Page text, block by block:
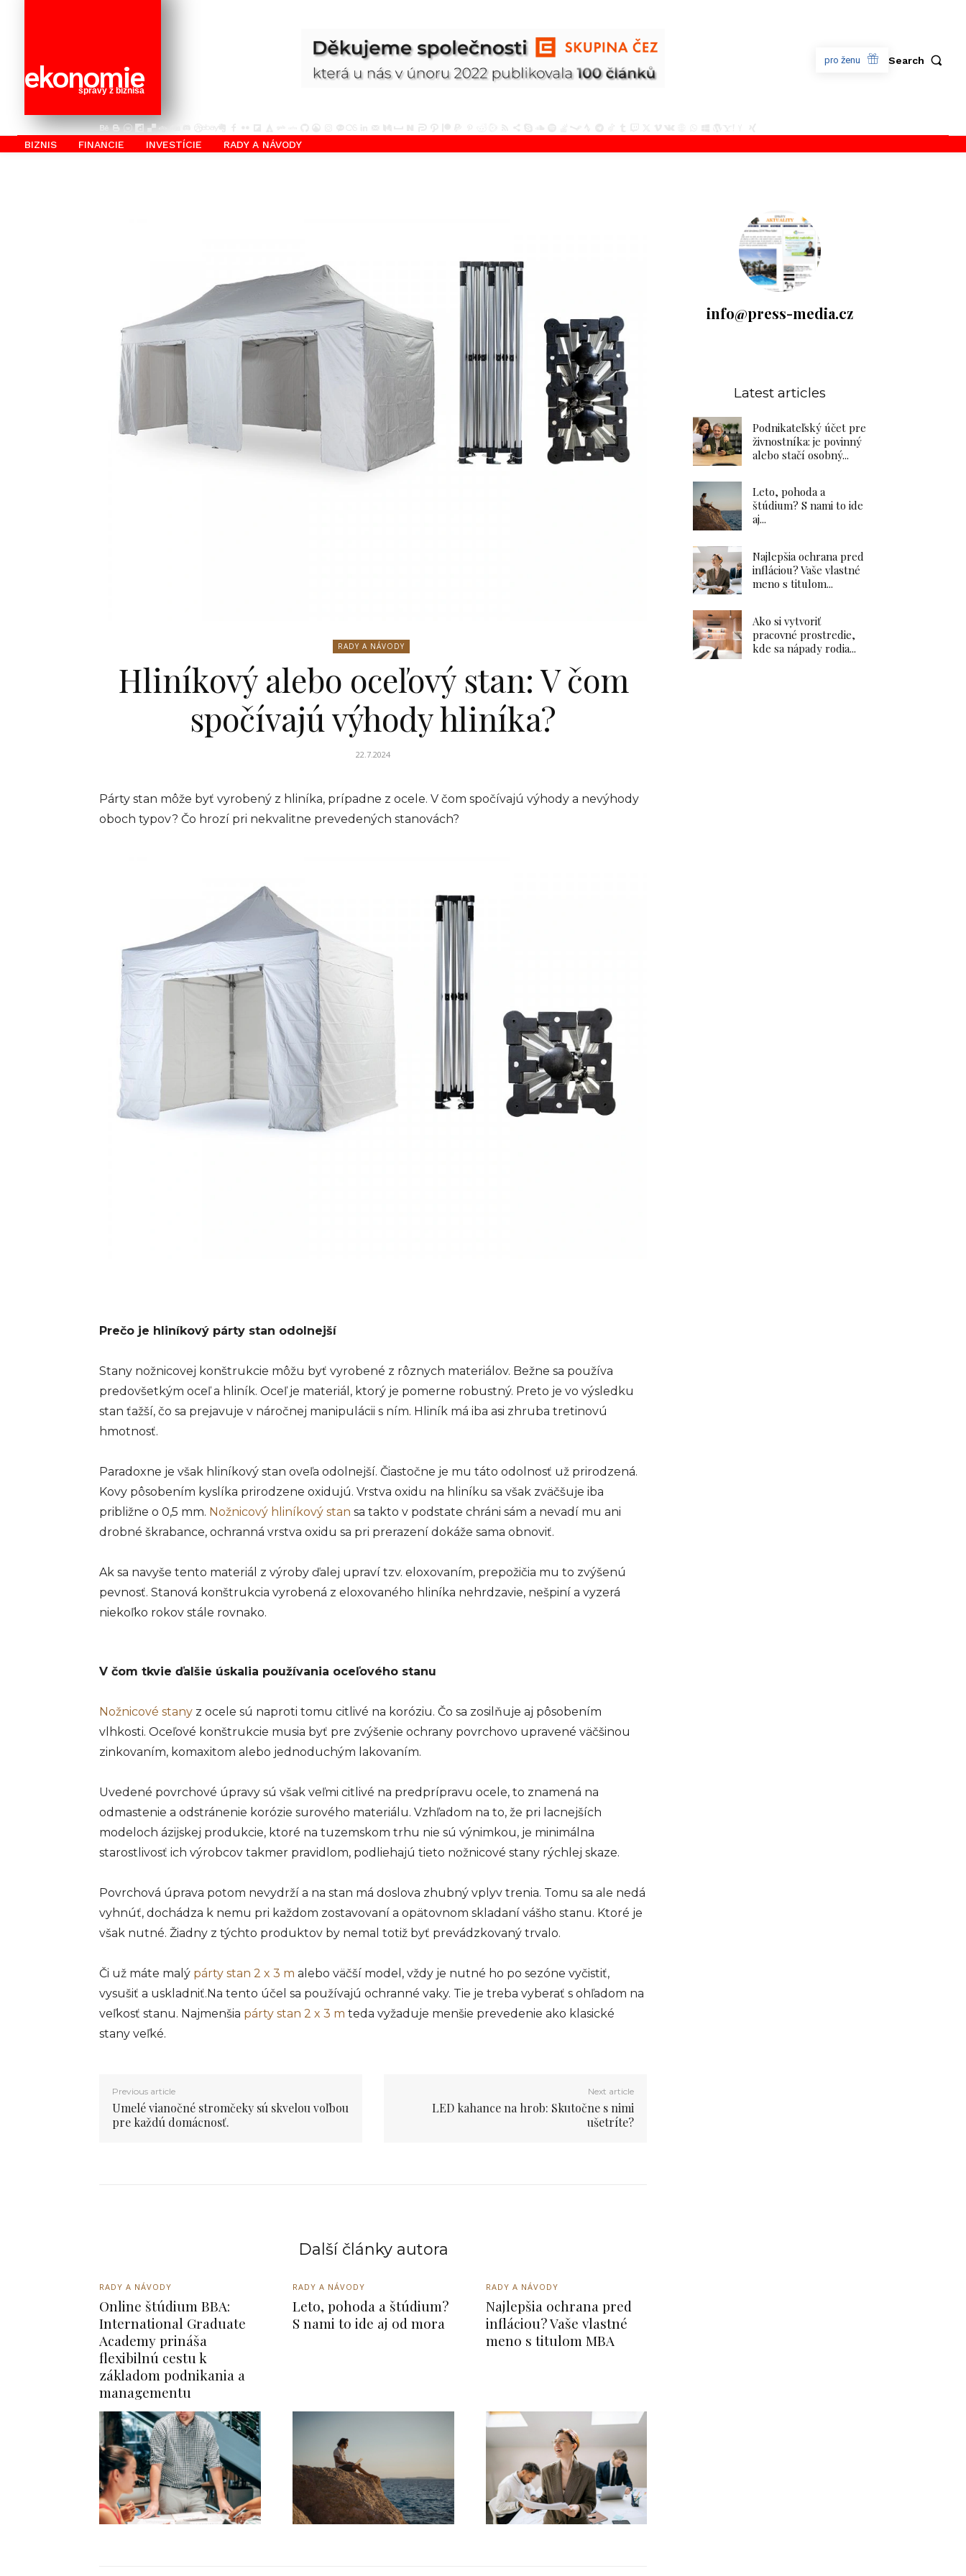
ekonomie
správy z biznisa
pro ženu Search
BIZNIS FINANCIE INVESTÍCIE RADY A NÁVODY
RADY A NÁVODY
Hliníkový alebo oceľový stan: V čom
spočívajú výhody hliníka?
22.7.2024
Párty stan môže byť vyrobený z hliníka, prípadne z ocele. V čom spočívajú výhody a nevýhody
oboch typov? Čo hrozí pri nekvalitne prevedených stanovách?
Prečo je hliníkový párty stan odolnejší
Stany nožnicovej konštrukcie môžu byť vyrobené z rôznych materiálov. Bežne sa používa
predovšetkým oceľ a hliník. Oceľ je materiál, ktorý je pomerne robustný. Preto je vo výsledku
stan ťažší, čo sa prejavuje v náročnej manipulácii s ním. Hliník má iba asi zhruba tretinovú
hmotnosť.
Paradoxne je však hliníkový stan oveľa odolnejší. Čiastočne je mu táto odolnosť už prirodzená.
Kovy pôsobením kyslíka prirodzene oxidujú. Vrstva oxidu na hliníku sa však zväčšuje iba
približne o 0,5 mm. Nožnicový hliníkový stan sa takto v podstate chráni sám a nevadí mu ani
drobné škrabance, ochranná vrstva oxidu sa pri prerazení dokáže sama obnoviť.
Ak sa navyše tento materiál z výroby ďalej upraví tzv. eloxovaním, prepožičia mu to zvýšenú
pevnosť. Stanová konštrukcia vyrobená z eloxovaného hliníka nehrdzavie, nešpiní a vyzerá
niekoľko rokov stále rovnako.
V čom tkvie ďalšie úskalia používania oceľového stanu
Nožnicové stany z ocele sú naproti tomu citlivé na koróziu. Čo sa zosilňuje aj pôsobením
vlhkosti. Oceľové konštrukcie musia byť pre zvýšenie ochrany povrchovo upravené väčšinou
zinkovaním, komaxitom alebo jednoduchým lakovaním.
Uvedené povrchové úpravy sú však veľmi citlivé na predprípravu ocele, to znamená na
odmastenie a odstránenie korózie surového materiálu. Vzhľadom na to, že pri lacnejších
modeloch ázijskej produkcie, ktoré na tuzemskom trhu nie sú výnimkou, je minimálna
starostlivosť ich výrobcov takmer pravidlom, podliehajú tieto nožnicové stany rýchlej skaze.
Povrchová úprava potom nevydrží a na stan má doslova zhubný vplyv trenia. Tomu sa ale nedá
vyhnúť, dochádza k nemu pri každom zostavovaní a opätovnom skladaní vášho stanu. Ktoré je
však nutné. Žiadny z týchto produktov by nemal totiž byť prevádzkovaný trvalo.
Či už máte malý párty stan 2 x 3 m alebo väčší model, vždy je nutné ho po sezóne vyčistiť,
vysušiť a uskladniť.Na tento účel sa používajú ochranné vaky. Tie je treba vyberať s ohľadom na
veľkosť stanu. Najmenšia párty stan 2 x 3 m teda vyžaduje menšie prevedenie ako klasické
stany veľké.
Previous article
Umelé vianočné stromčeky sú skvelou voľbou
pre každú domácnosť.
Next article
LED kahance na hrob: Skutočne s nimi
ušetríte?
info@press-media.cz
Latest articles
Podnikateľský účet pre
živnostníka: je povinný
alebo stačí osobný...
Leto, pohoda a
štúdium? S nami to ide
aj...
Najlepšia ochrana pred
infláciou? Vaše vlastné
meno s titulom...
Ako si vytvoriť
pracovné prostredie,
kde sa nápady rodia...
Další články autora
RADY A NÁVODY
Online štúdium BBA:
International Graduate
Academy prináša
flexibilnú cestu k
základom podnikania a
managementu
RADY A NÁVODY
Leto, pohoda a štúdium?
S nami to ide aj od mora
RADY A NÁVODY
Najlepšia ochrana pred
infláciou? Vaše vlastné
meno s titulom MBA